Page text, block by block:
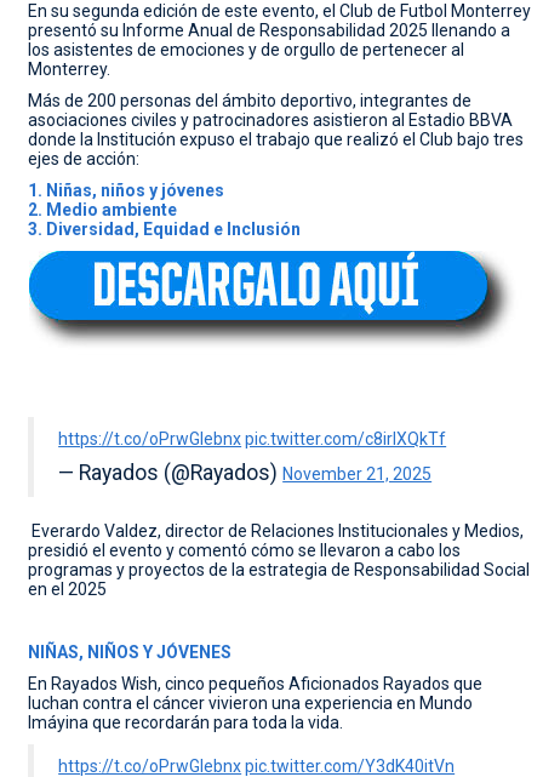
En su segunda edición de este evento, el Club de Futbol Monterrey
presentó su Informe Anual de Responsabilidad 2025 llenando a
los asistentes de emociones y de orgullo de pertenecer al
Monterrey.
Más de 200 personas del ámbito deportivo, integrantes de
asociaciones civiles y patrocinadores asistieron al Estadio BBVA
donde la Institución expuso el trabajo que realizó el Club bajo tres
ejes de acción:
1. Niñas, niños y jóvenes
2. Medio ambiente
3. Diversidad, Equidad e Inclusión
https://t.co/oPrwGIebnxpic.twitter.com/c8irlXQkTf
— Rayados (@Rayados)November 21, 2025
⁠Everardo Valdez, director de Relaciones Institucionales y Medios,
presidió el evento y comentó cómo se llevaron a cabo los
programas y proyectos de la estrategia de Responsabilidad Social
en el 2025
NIÑAS, NIÑOS Y JÓVENES
En Rayados Wish, cinco pequeños Aficionados Rayados que
luchan contra el cáncer vivieron una experiencia en Mundo
Imáyina que recordarán para toda la vida.
https://t.co/oPrwGIebnxpic.twitter.com/Y3dK40itVn